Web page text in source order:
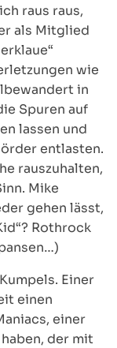
raus raus,
als Mitglied
wie
in
Spuren auf
lassen und
entlasten.
rauszuhalten,
Mike
gehen lässt,
Rothrock
Einer
einen
einer
der mit